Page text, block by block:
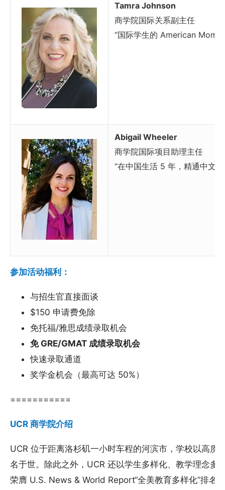
Tamra Johnson
商学院国际关系副主任
“国际学生的 American Mom”
Abigail Wheeler
商学院国际项目助理主任
“在中国生活 5 年，精通中文”
参加活动福利：
与招生官直接面谈
$150 申请费免除
免托福/雅思成绩录取机会
免 GRE/GMAT 成绩录取机会
快速录取通道
奖学金机会（最高可达 50%）
===========
UCR 商学院介绍
UCR 位于距离洛杉矶一小时车程的河滨市，学校以高质
名于世。除此之外，UCR 还以学生多样化、教学理念多
荣膺 U.S. News & World Report“全美教育多样化”排名